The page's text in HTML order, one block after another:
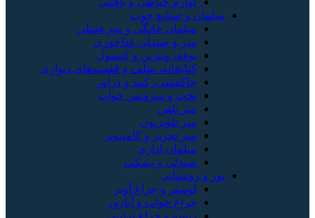
مبلمان و صنایع چوب
مبلمان خانگی و میزعسلی
میز و صندلی غذاخوری
بوفه، ویترین و کنسول
کتابخانه، شلف و قفسه‌های دیواری
جاکفشی، کمد و دراور
تخت و سرویس خواب
میز تلفن
میز تلویزیون
میز تحریر و کامپیوتر
مبلمان اداری
صندلی و نیمکت
نور و روشنایی
لوستر و چراغ آویز
چراغ خواب و آباژور